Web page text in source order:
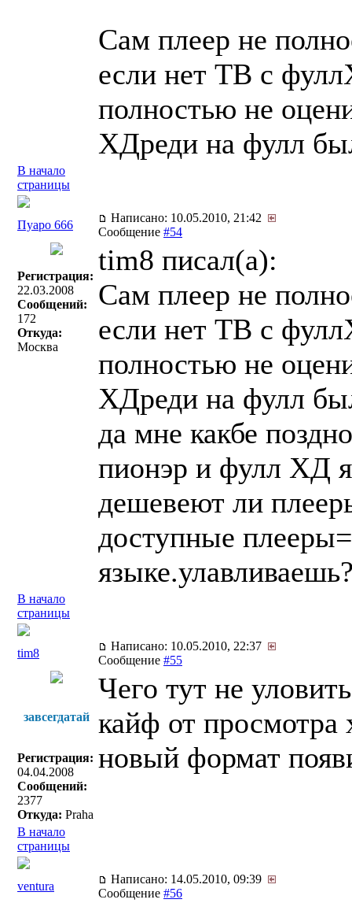
Сам плеер не
если нет ТВ с
полностью не
ХДреди на фулл
В начало
страницы
Пуаро 666
Написано: 10.05.2010, 21:42
Сообщение #54
Регистрация:
22.03.2008
Сообщений:
172
Откуда:
Москва
tim8 писал(a):
Сам плеер не
если нет ТВ с
полностью не
ХДреди на фулл
да мне какбе
пионэр и фулл ХД
дешевеют ли
доступные
В начало
страницы
tim8
Написано: 10.05.2010, 22:37
Сообщение #55
завсегдатай
Регистрация:
04.04.2008
Сообщений:
2377
Откуда: Praha
Чего тут не
кайф от просмотра
новый формат
В начало
страницы
ventura
Написано: 14.05.2010, 09:39
Сообщение #56